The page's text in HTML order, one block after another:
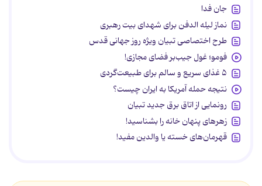
جان فدا
نماز لیله الدفن برای شهدای بیت رهبری
طرح اختصاصی تبیان ویژه روز جهانی قدس
فومو؛ غول جیب‌بر فضای مجازی!
۵ غذای سریع و سالم برای طبیعت‌گردی
نتیجه حمله آمریکا به ایران چیست؟
رونمایی از اتاق برق جدید تبیان
زهرهای پنهان خانه را بشناسید!
قهرمان‌های خسته یا والدین مفید!